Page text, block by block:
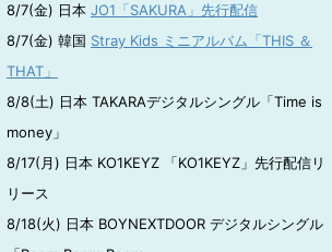
8/7(金) 日本 JO1「SAKURA」先行配信
8/7(金) 韓国 Stray Kids ミニアルバム「THIS ＆
THAT」
8/8(土) 日本 TAKARAデジタルシングル「Time is
money」
8/17(月) 日本 KO1KEYZ 「KO1KEYZ」先行配信リ
リース
8/18(火) 日本 BOYNEXTDOOR デジタルシングル